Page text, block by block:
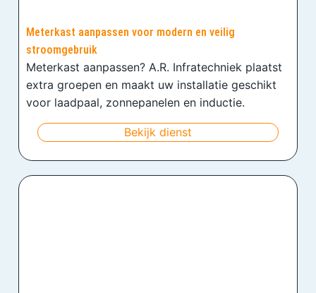
Meterkast aanpassen voor modern en veilig
stroomgebruik
Meterkast aanpassen? A.R. Infratechniek plaatst
extra groepen en maakt uw installatie geschikt
voor laadpaal, zonnepanelen en inductie.
Bekijk dienst